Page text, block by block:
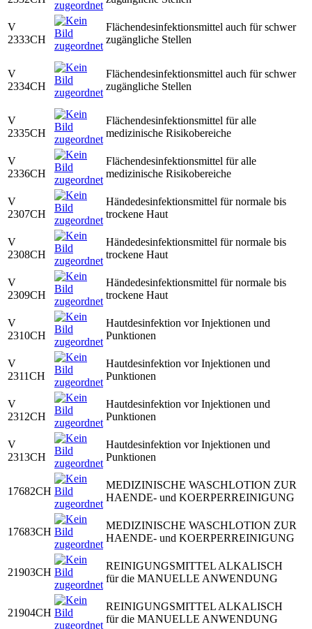
V
2333CH
Flächendesinfektionsmittel auch für schwer
zugängliche Stellen
V
2334CH
Flächendesinfektionsmittel auch für schwer
zugängliche Stellen
V
2335CH
Flächendesinfektionsmittel für alle
medizinische Risikobereiche
V
2336CH
Flächendesinfektionsmittel für alle
medizinische Risikobereiche
V
2307CH
Händedesinfektionsmittel für normale bis
trockene Haut
V
2308CH
Händedesinfektionsmittel für normale bis
trockene Haut
V
2309CH
Händedesinfektionsmittel für normale bis
trockene Haut
V
2310CH
Hautdesinfektion vor Injektionen und
Punktionen
V
2311CH
Hautdesinfektion vor Injektionen und
Punktionen
V
2312CH
Hautdesinfektion vor Injektionen und
Punktionen
V
2313CH
Hautdesinfektion vor Injektionen und
Punktionen
17682CH
MEDIZINISCHE WASCHLOTION ZUR
HAENDE- und KOERPERREINIGUNG
17683CH
MEDIZINISCHE WASCHLOTION ZUR
HAENDE- und KOERPERREINIGUNG
21903CH
REINIGUNGSMITTEL ALKALISCH
für die MANUELLE ANWENDUNG
21904CH
REINIGUNGSMITTEL ALKALISCH
für die MANUELLE ANWENDUNG